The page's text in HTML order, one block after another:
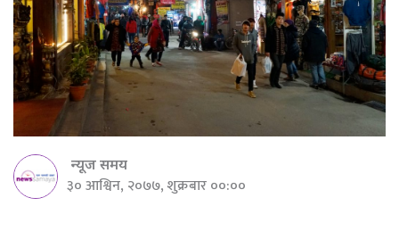
न्यूज समय
३० आश्विन, २०७७, शुक्रबार ००:००